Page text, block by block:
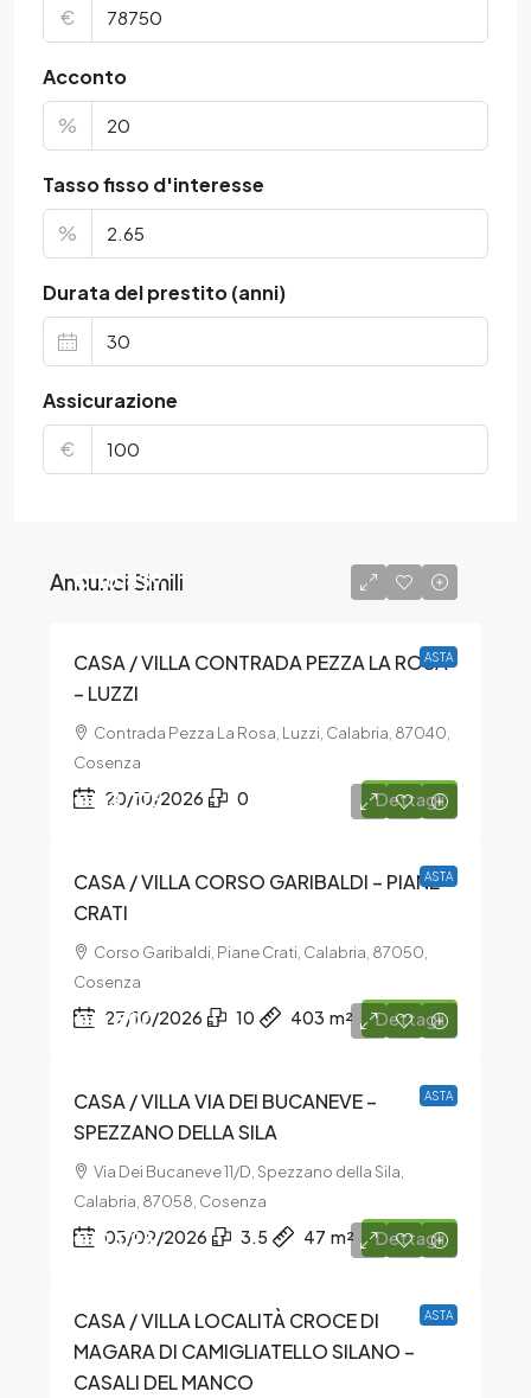
€
Acconto
%
Tasso fisso d'interesse
%
Durata del prestito (anni)
Assicurazione
€
Annunci Simili
ASTA
€110.439
CASA / VILLA CONTRADA PEZZA LA ROSA
– LUZZI
Contrada Pezza La Rosa, Luzzi, Calabria, 87040,
Cosenza
20/10/2026 0 Dettagli
ASTA
€163.776
CASA / VILLA CORSO GARIBALDI – PIANE
CRATI
Corso Garibaldi, Piane Crati, Calabria, 87050,
Cosenza
27/10/2026 10 403 m² Dettagli
ASTA
€16.500
CASA / VILLA VIA DEI BUCANEVE –
SPEZZANO DELLA SILA
Via Dei Bucaneve 11/D, Spezzano della Sila,
Calabria, 87058, Cosenza
03/09/2026 3.5 47 m² Dettagli
ASTA
€10.098
CASA / VILLA LOCALITÀ CROCE DI
MAGARA DI CAMIGLIATELLO SILANO –
CASALI DEL MANCO